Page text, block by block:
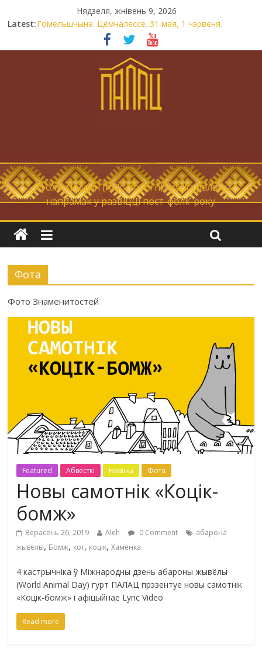
Нядзеля, жнівень 9, 2026
Latest:Гомельшчына. Цёмналессе. 31 мая, 1 чэрвеня.
Нічога не дарэмна. Невыносна балюча нараджаецца
беларуская палітычная нацыя.
Запрашаем у інтравертнасць
… фолк-мадэрн (folk-modern), магістральны
напрамак у развіцці пост-фолк-року
Фота
Фото Знаменитостей
Featured Абвесткі Навіны Фота
Новы самотнік «Коцік-
бомж»
Верасень 26, 2019 Aleh 0 Comment
абарона
жывёлы, Бомж, кот, коцік,Хаменка
4 кастрычніка ў Міжнародны дзень абароны жывёлы
(World Animal Day) гурт ПАЛАЦ прэзентуе новы самотнік
«Коцік-бомж» і афіцыйнае Lyric Video
Read more